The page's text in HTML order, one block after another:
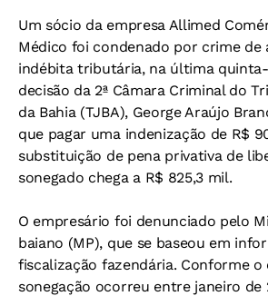
Um sócio da empresa Allimed
Médico foi condenado por crime de
indébita tributária, na última quinta-
decisão da 2ª Câmara Criminal do
da Bahia (TJBA), George Araújo
que pagar uma indenização de R$
substituição de pena privativa de
sonegado chega a R$ 825,3 mil.
O empresário foi denunciado pelo
baiano (MP), que se baseou em
fiscalização fazendária. Conforme o
sonegação ocorreu entre janeiro de